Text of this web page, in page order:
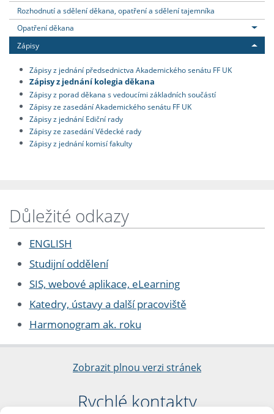
Rozhodnutí a sdělení děkana, opatření a sdělení tajemníka
Opatření děkana
Zápisy
Zápisy z jednání předsednictva Akademického senátu FF UK
Zápisy z jednání kolegia děkana
Zápisy z porad děkana s vedoucími základních součástí
Zápisy ze zasedání Akademického senátu FF UK
Zápisy z jednání Ediční rady
Zápisy ze zasedání Vědecké rady
Zápisy z jednání komisí fakulty
Důležité odkazy
ENGLISH
Studijní oddělení
SIS, webové aplikace, eLearning
Katedry, ústavy a další pracoviště
Harmonogram ak. roku
Zobrazit plnou verzi stránek
Rychlé kontakty